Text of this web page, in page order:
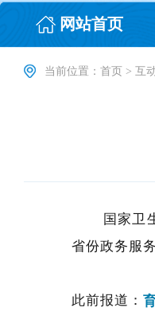
网站首页
当前位置： 首页 > 互
国家卫生
省份政务服
此前报道：